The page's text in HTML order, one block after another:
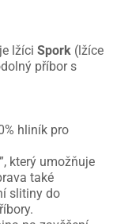
lžíci Spork (lžíce
příbor s
hliník pro
který umožňuje
také
slitiny do